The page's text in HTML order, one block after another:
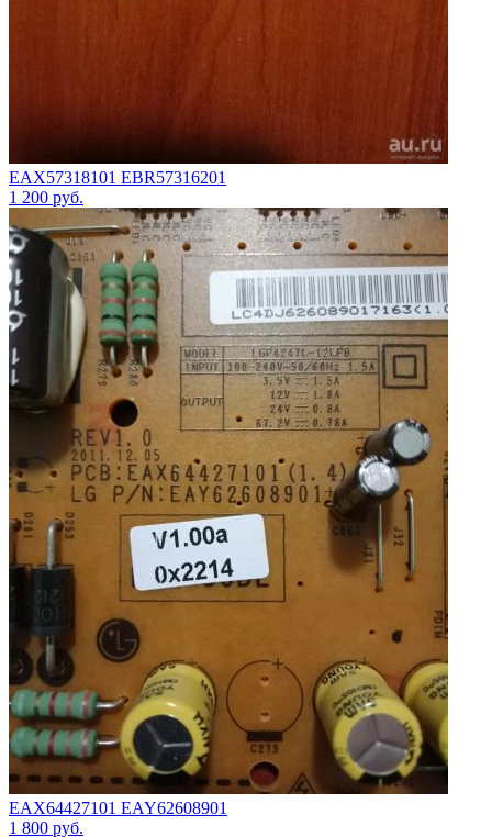
EAX57318101 EBR57316201
1 200 руб.
EAX64427101 EAY62608901
1 800 руб.